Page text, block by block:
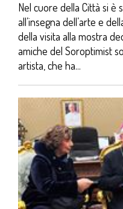
Nel cuore della Città si è
all’insegna dell’arte e
della visita alla mostra
amiche del Soroptimist
artista, che ha...